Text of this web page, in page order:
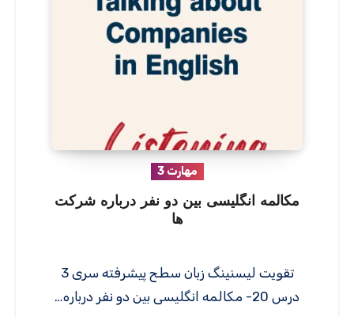
مهارت 3
مکالمه انگلیسی بین دو نفر درباره شرکت
ها
تقویت لیسنینگ زبان سطح پیشرفته سری 3
درس 20- مکالمه انگلیسی بین دو نفر درباره…